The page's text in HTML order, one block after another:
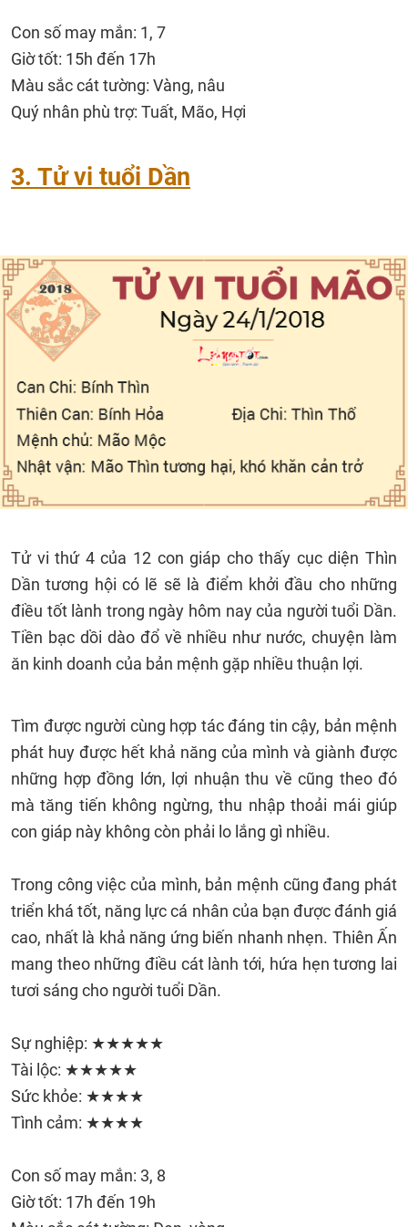
Con số may mắn: 1, 7
Giờ tốt: 15h đến 17h
Màu sắc cát tường: Vàng, nâu
Quý nhân phù trợ: Tuất, Mão, Hợi
3. Tử vi tuổi Dần
Tử vi thứ 4 của 12 con giáp cho thấy cục diện Thìn
Dần tương hội có lẽ sẽ là điểm khởi đầu cho những
điều tốt lành trong ngày hôm nay của người tuổi Dần.
Tiền bạc dồi dào đổ về nhiều như nước, chuyện làm
ăn kinh doanh của bản mệnh gặp nhiều thuận lợi.
Tìm được người cùng hợp tác đáng tin cậy, bản mệnh
phát huy được hết khả năng của mình và giành được
những hợp đồng lớn, lợi nhuận thu về cũng theo đó
mà tăng tiến không ngừng, thu nhập thoải mái giúp
con giáp này không còn phải lo lắng gì nhiều.
Trong công việc của mình, bản mệnh cũng đang phát
triển khá tốt, năng lực cá nhân của bạn được đánh giá
cao, nhất là khả năng ứng biến nhanh nhẹn. Thiên Ấn
mang theo những điều cát lành tới, hứa hẹn tương lai
tươi sáng cho người tuổi Dần.
Sự nghiệp: ★★★★★
Tài lộc: ★★★★★
Sức khỏe: ★★★★
Tình cảm: ★★★★
Con số may mắn: 3, 8
Giờ tốt: 17h đến 19h